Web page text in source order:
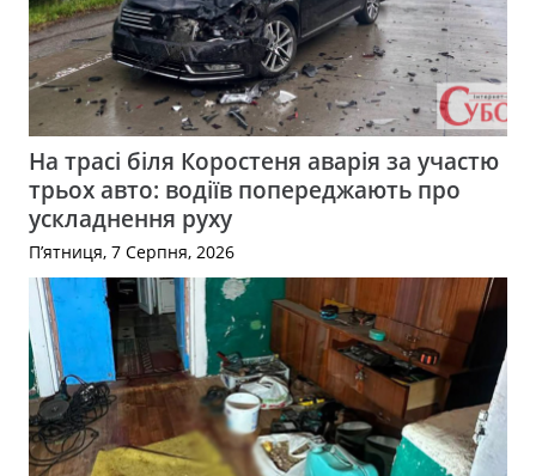
На трасі біля Коростеня аварія за участю
трьох авто: водіїв попереджають про
ускладнення руху
П’ятниця, 7 Серпня, 2026